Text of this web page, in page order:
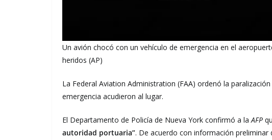
Un avión chocó con un vehículo de emergencia en el
heridos (AP)
La Federal Aviation Administration (FAA) ordenó la
emergencia acudieron al lugar.
El Departamento de Policía de Nueva York confirmó a laAFP
autoridad portuaria”. De acuerdo con información